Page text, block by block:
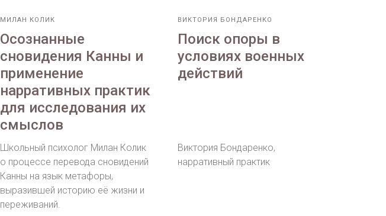
МИЛАН КОЛИК
Осознанные
сновидения Канны и
применение
нарративных практик
для исследования их
смыслов
Школьный психолог Милан Колик
о процессе перевода сновидений
Канны на язык метафоры,
выразившей историю её жизни и
переживаний.
ВИКТОРИЯ БОНДАРЕНКО
Поиск опоры в
условиях военных
действий
Виктория Бондаренко,
нарративный практик